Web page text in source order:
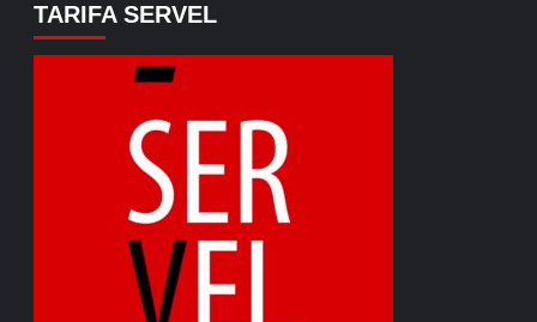
TARIFA SERVEL